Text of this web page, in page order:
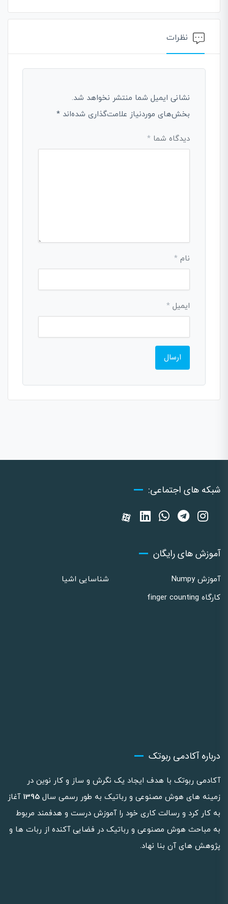
نظرات
نشانی ایمیل شما منتشر نخواهد شد.
بخش‌های موردنیاز علامت‌گذاری شده‌اند *
دیدگاه شما *
نام *
ایمیل *
شبکه های اجتماعی:
آموزش های رایگان
آموزش Numpy
شناسایی اشیا
کارگاه finger counting
درباره آکادمی ربوتک
آکادمی ربوتک با هدف ایجاد یک نگرش و ساز و کار نوین در
زمینه های هوش مصنوعی و رباتیک به طور رسمی سال 1395 آغاز
به کار کرد و رسالت کاری خود را آموزش درست و هدفمند مربوط
به مباحث هوش مصنوعی و رباتیک در فضایی آکنده از ربات ها و
پژوهش های آن بنا نهاد.